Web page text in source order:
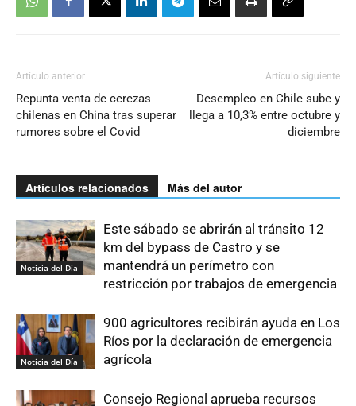
Artículo anterior
Repunta venta de cerezas
chilenas en China tras superar
rumores sobre el Covid
Artículo siguiente
Desempleo en Chile sube y
llega a 10,3% entre octubre y
diciembre
Artículos relacionados Más del autor
Noticia del Día
Este sábado se abrirán al tránsito 12
km del bypass de Castro y se
mantendrá un perímetro con
restricción por trabajos de emergencia
Noticia del Día
900 agricultores recibirán ayuda en Los
Ríos por la declaración de emergencia
agrícola
Consejo Regional aprueba recursos